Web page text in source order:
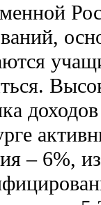
– 6%,